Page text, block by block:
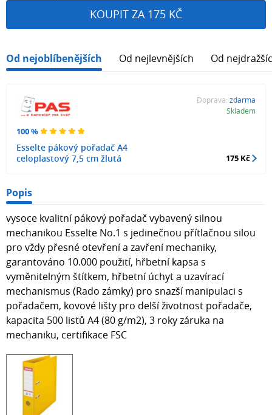
KOUPIT ZA 175 KČ
Od nejoblíbenějších Od nejlevnějších Od
100 %
Esselte pákový pořadač A4
celoplastový 7,5 cm žlutá
Doprava: zdarma
Skladem
175 Kč
Popis
vysoce kvalitní pákový pořadač vybavený silnou
mechanikou Esselte No.1 s jedinečnou přítlačnou silou
pro vždy přesné otevření a zavření mechaniky,
garantováno 10.000 použití, hřbetní kapsa s
vyměnitelným štítkem, hřbetní úchyt a uzavírací
mechanismus (Rado zámky) pro snazší manipulaci s
pořadačem, kovové lišty pro delší životnost pořadače,
kapacita 500 listů A4 (80 g/m2), 3 roky záruka na
mechaniku, certifikace FSC